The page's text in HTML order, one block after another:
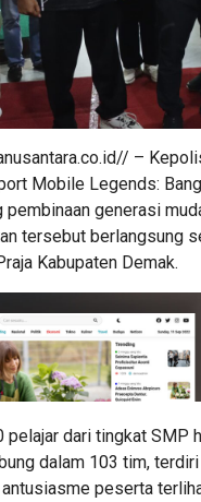
–
Mobile Legends:
pembinaan generasi
tersebut berlangsung
Kabupaten Demak.
pelajar dari tingkat SMP
dalam 103 tim,
antusiasme peserta